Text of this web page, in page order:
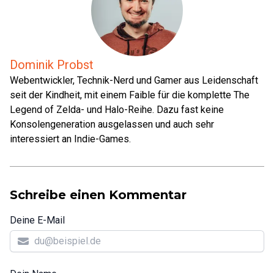
Dominik Probst
Webentwickler, Technik-Nerd und Gamer aus Leidenschaft
seit der Kindheit, mit einem Faible für die komplette The
Legend of Zelda- und Halo-Reihe. Dazu fast keine
Konsolengeneration ausgelassen und auch sehr
interessiert an Indie-Games.
Schreibe einen Kommentar
Deine E-Mail